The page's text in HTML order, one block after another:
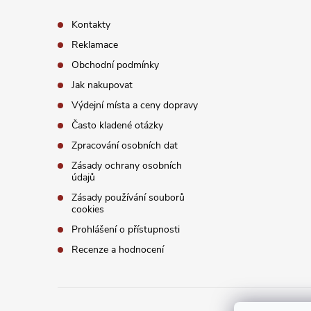
Kontakty
Reklamace
Obchodní podmínky
Jak nakupovat
Výdejní místa a ceny dopravy
Často kladené otázky
Zpracování osobních dat
Zásady ochrany osobních
údajů
Zásady používání souborů
cookies
Prohlášení o přístupnosti
Recenze a hodnocení